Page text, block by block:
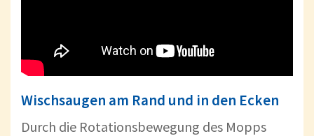
Wischsaugen am Rand und in den Ecken
Durch die Rotationsbewegung des Mopps